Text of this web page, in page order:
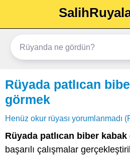
Rüyada patlıcan
görmek
Henüz okur rüyası yorumlanmadı
Rüyada patlıcan biber
başarılı çalışmalar